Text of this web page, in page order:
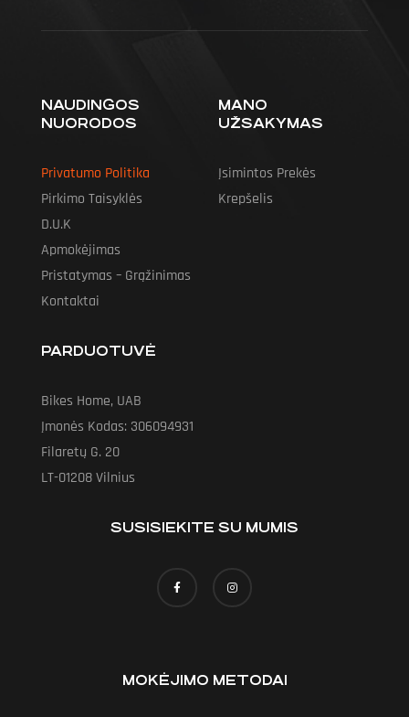
NAUDINGOS
NUORODOS
Privatumo Politika
Pirkimo Taisyklės
D.U.K
Apmokėjimas
Pristatymas – Grąžinimas
Kontaktai
MANO
UŽSAKYMAS
Įsimintos Prekės
Krepšelis
PARDUOTUVĖ
Bikes Home, UAB
Įmonės Kodas: 306094931
Filaretų G. 20
LT-01208 Vilnius
SUSISIEKITE SU MUMIS
MOKĖJIMO METODAI